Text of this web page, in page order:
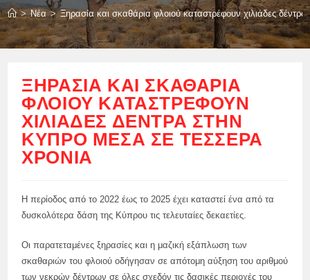
> Νέα > Ξηρασία και σκαθάρια φλοιού καταστρέφουν χιλιάδες
ΞΗΡΑΣΊΑ ΚΑΙ ΣΚΑΘΆΡΙΑ
ΦΛΟΙΟΎ ΚΑΤΑΣΤΡΈΦΟΥΝ
ΧΙΛΙΆΔΕΣ ΔΈΝΤΡΑ ΣΤΗΝ
ΚΎΠΡΟ ΜΈΣΑ ΣΕ ΤΈΣΣΕΡΑ
ΧΡΌΝΙΑ
Η περίοδος από το 2022 έως το 2025 έχει καταστεί ένα από τα
δυσκολότερα δάση της Κύπρου τις τελευταίες δεκαετίες.
Οι παρατεταμένες ξηρασίες και η μαζική εξάπλωση των
σκαθαριών του φλοιού οδήγησαν σε απότομη αύξηση του αριθμού
των νεκρών δέντρων σε όλες σχεδόν τις δασικές περιοχές του